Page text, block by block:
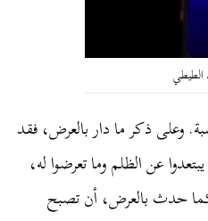
الطيطي
وعلى ذكر ما دار بالعرض، فقد
عن الظلم وما تعرضوا له،
حدث بالعرض، أن تصبح